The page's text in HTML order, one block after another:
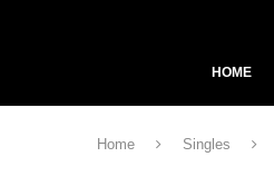
HOME
Home Singles